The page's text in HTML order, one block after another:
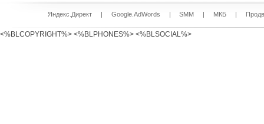
Яндекс.Директ | Google.AdWords | SMM | МКБ |
<%BLCOPYRIGHT%> <%BLPHONES%> <%BLSOCIAL%>